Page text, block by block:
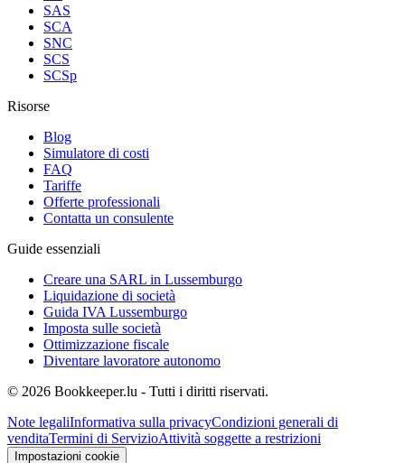
SAS
SCA
SNC
SCS
SCSp
Risorse
Blog
Simulatore di costi
FAQ
Tariffe
Offerte professionali
Contatta un consulente
Guide essenziali
Creare una SARL in Lussemburgo
Liquidazione di società
Guida IVA Lussemburgo
Imposta sulle società
Ottimizzazione fiscale
Diventare lavoratore autonomo
© 2026 Bookkeeper.lu - Tutti i diritti riservati.
Note legaliInformativa sulla privacyCondizioni generali di
venditaTermini di ServizioAttività soggette a restrizioni
Impostazioni cookie